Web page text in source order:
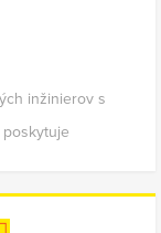
inžinierov s